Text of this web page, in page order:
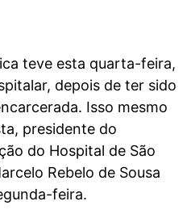
teve esta quarta-feira,
depois de ter sido
Isso mesmo
presidente do
do Hospital de São
Rebelo de Sousa
feira.